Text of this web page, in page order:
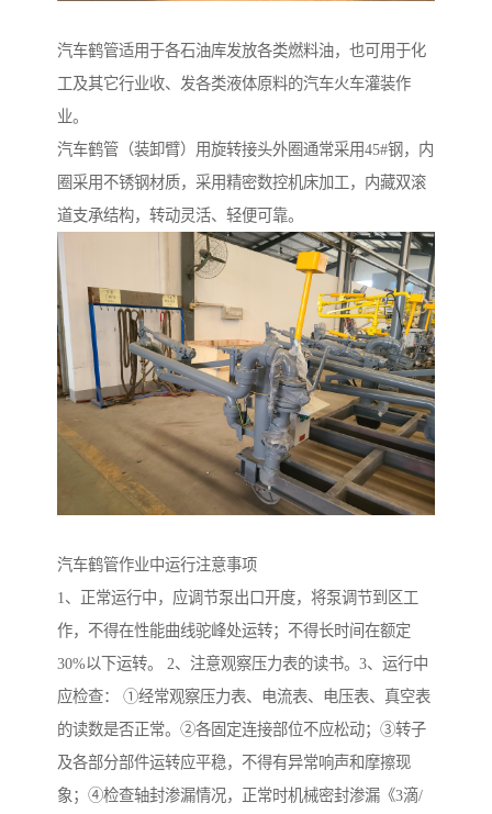
汽车鹤管适用于各石油库发放各类燃料油，也可用于化
工及其它行业收、发各类液体原料的汽车火车灌装作
业。
汽车鹤管（装卸臂）用旋转接头外圈通常采用45#钢，内
圈采用不锈钢材质，采用精密数控机床加工，内藏双滚
道支承结构，转动灵活、轻便可靠。
汽车鹤管作业中运行注意事项
1、正常运行中，应调节泵出口开度，将泵调节到区工
作，不得在性能曲线驼峰处运转；不得长时间在额定
30%以下运转。 2、注意观察压力表的读书。3、运行中
应检查： ①经常观察压力表、电流表、电压表、真空表
的读数是否正常。②各固定连接部位不应松动；③转子
及各部分部件运转应平稳，不得有异常响声和摩擦现
象；④检查轴封渗漏情况，正常时机械密封渗漏《3滴/